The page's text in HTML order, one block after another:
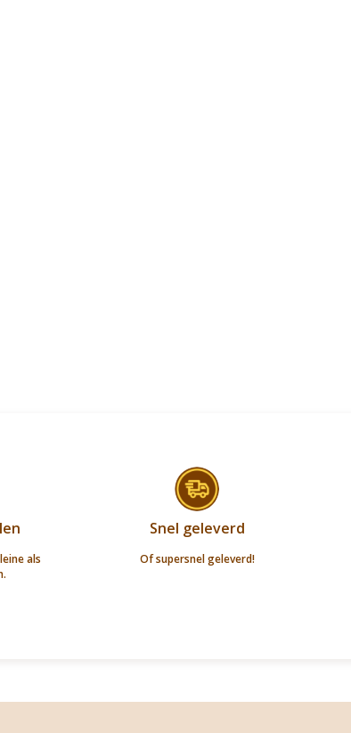
als
Snel geleverd
Of supersnel geleverd!